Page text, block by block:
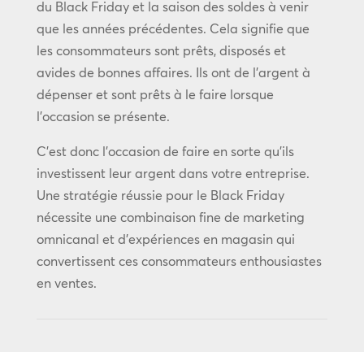
du Black Friday et la saison des soldes à venir
que les années précédentes. Cela signifie que
les consommateurs sont prêts, disposés et
avides de bonnes affaires. Ils ont de l’argent à
dépenser et sont prêts à le faire lorsque
l’occasion se présente.
C’est donc l’occasion de faire en sorte qu’ils
investissent leur argent dans votre entreprise.
Une stratégie réussie pour le Black Friday
nécessite une combinaison fine de marketing
omnicanal et d’expériences en magasin qui
convertissent ces consommateurs enthousiastes
en ventes.